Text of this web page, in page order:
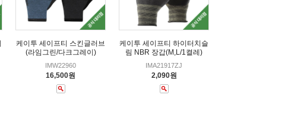
케이투 세이프티 스킨글러브
(라임그린/다크그레이)
IMW22960
16,500원
케이투 세이프티 하이터치슬
림 NBR 장갑(M,L/1켤레)
IMA21917ZJ
2,090원